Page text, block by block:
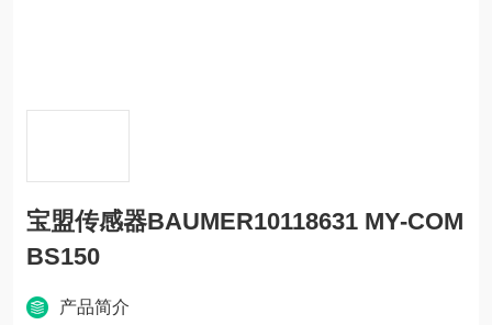
宝盟传感器BAUMER10118631 MY-COM
BS150
产品简介